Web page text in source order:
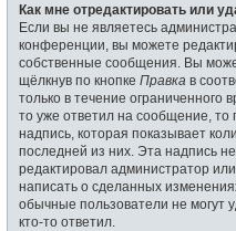
Как мне отредактировать или
Если вы не являетесь
конференции, вы можете
собственные сообщения. Вы
щёлкнув по кнопке Правка в
только в течение ограниченного
то уже ответил на сообщение,
надпись, которая показывает
последней из них. Эта надпись
редактировал администратор
написать о сделанных
обычные пользователи не могут
кто-то ответил.